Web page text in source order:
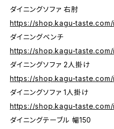
ダイニングソファ 右肘
https://shop.kagu-
ダイニングベンチ
https://shop.kagu-
ダイニングソファ 2人掛け
https://shop.kagu-
ダイニングソファ 1人掛け
https://shop.kagu-
ダイニングテーブル 幅150